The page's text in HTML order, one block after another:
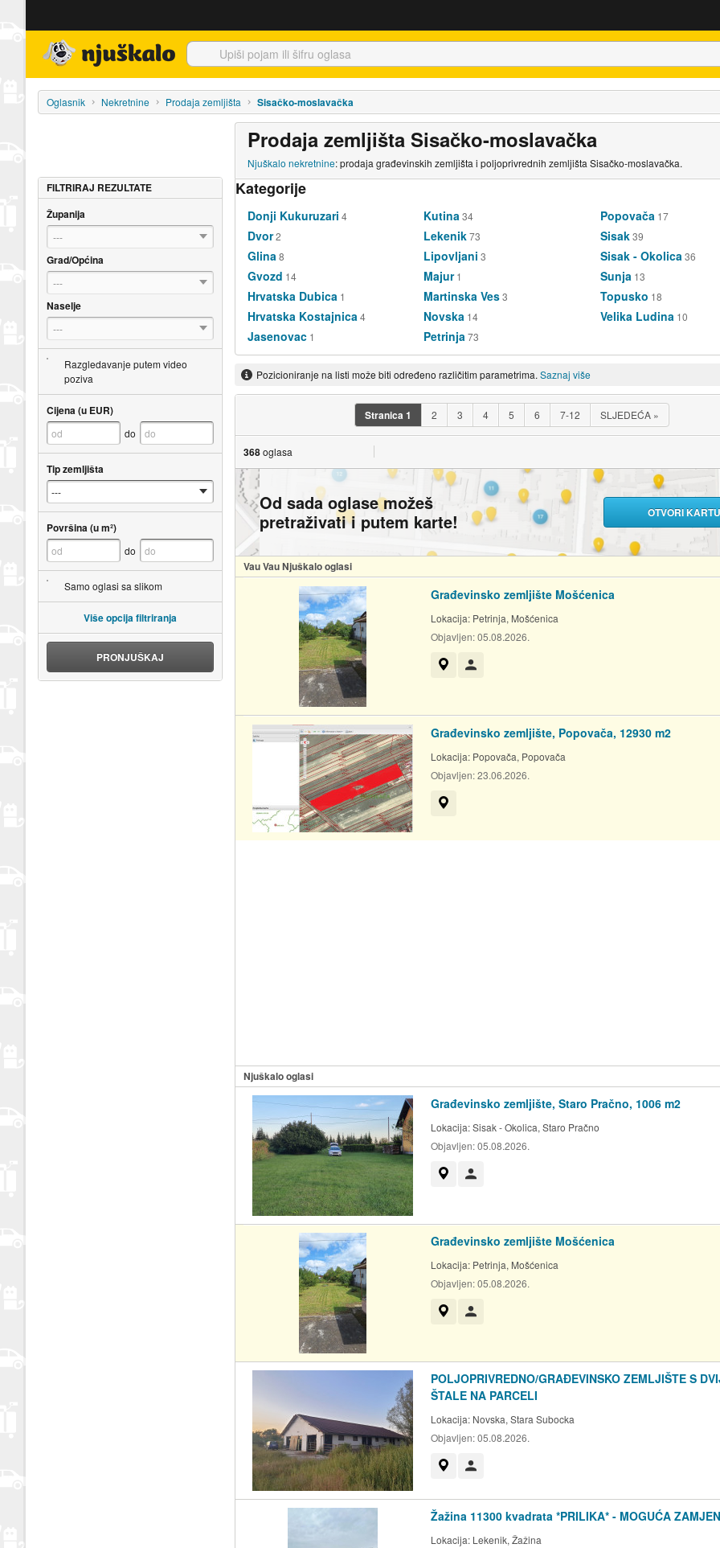
Oglasnik Nekretnine Prodaja zemljišta Sisačko-moslavačka
Prodaja zemljišta Sisačko-moslavačka
Njuškalo nekretnine: prodaja građevinskih zemljišta i poljoprivrednih zemljišta Sisačko-moslavačka.
Kategorije
Donji Kukuruzari 4
Dvor2
Glina 8
Gvozd 14
Hrvatska Dubica 1
Hrvatska Kostajnica 4
Jasenovac 1
Kutina 34
Lekenik73
Lipovljani 3
Majur 1
Martinska Ves3
Novska 14
Petrinja 73
Popovača 17
Sisak39
Sisak - Okolica 36
Sunja 13
Topusko 18
Velika Ludina 10
Pozicioniranje na listi može biti određeno različitim parametrima. Saznaj više
Stranica1 2 3 4 5 6 7-12 SLJEDEĆA »
368oglasa
Od sada oglase možeš
pretraživati i putem karte!
OTVORI KARTU
Vau Vau Njuškalo oglasi
Građevinsko zemljište Mošćenica
Lokacija: Petrinja, Mošćenica
Objavljen:05.08.2026.
Građevinsko zemljište, Popovača, 12930 m2
Lokacija: Popovača, Popovača
Objavljen:23.06.2026.
Njuškalo oglasi
Građevinsko zemljište, Staro Pračno, 1006 m2
Lokacija:Sisak - Okolica, Staro Pračno
Objavljen:05.08.2026.
Građevinsko zemljište Mošćenica
Lokacija: Petrinja, Mošćenica
Objavljen:05.08.2026.
POLJOPRIVREDNO/GRAĐEVINSKO ZEMLJIŠTE S
ŠTALE NA PARCELI
Lokacija: Novska, Stara Subocka
Objavljen:05.08.2026.
Žažina 11300 kvadrata *PRILIKA* - MOGUĆA
Lokacija: Lekenik, Žažina
FILTRIRAJ REZULTATE
Županija
---
Grad/Općina
---
Naselje
---
Razgledavanje putem video
poziva
Cijena (u EUR)
do
Tip zemljišta
Površina (u m²)
do
Samo oglasi sa slikom
Više opcija filtriranja
PRONJUŠKAJ